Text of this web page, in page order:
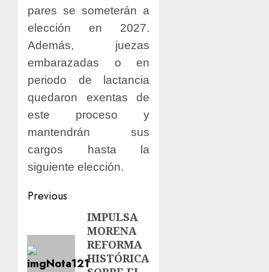
pares se someterán a
elección en 2027.
Además, juezas
embarazadas o en
periodo de lactancia
quedaron exentas de
este proceso y
mantendrán sus
cargos hasta la
siguiente elección.
Previous
IMPULSA
MORENA
REFORMA
HISTÓRICA